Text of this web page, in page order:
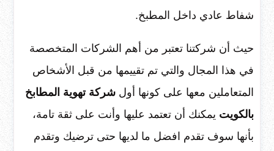
شفاط عادي داخل المطبخ.
حيث أن شركتنا تعتبر من أهم الشركات المتخصصة
في هذا المجال والتي تم تقييمها من قبل الأشخاص
المتعاملين معها على كونها أول شركة تهوية المطابخ
بالكويت يمكنك أن تعتمد عليها وأنت على ثقة تامة،
بأنها سوف تقدم افضل ما لديها حتى ترضيك وتقدم